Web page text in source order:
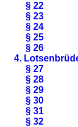
§ 22
§ 23
§ 24
§ 25
§ 26
4.
§ 27
§ 28
§ 29
§ 30
§ 31
§ 32